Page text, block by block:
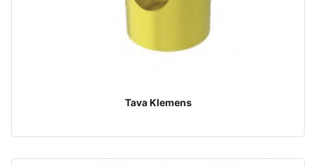
Tava Klemens